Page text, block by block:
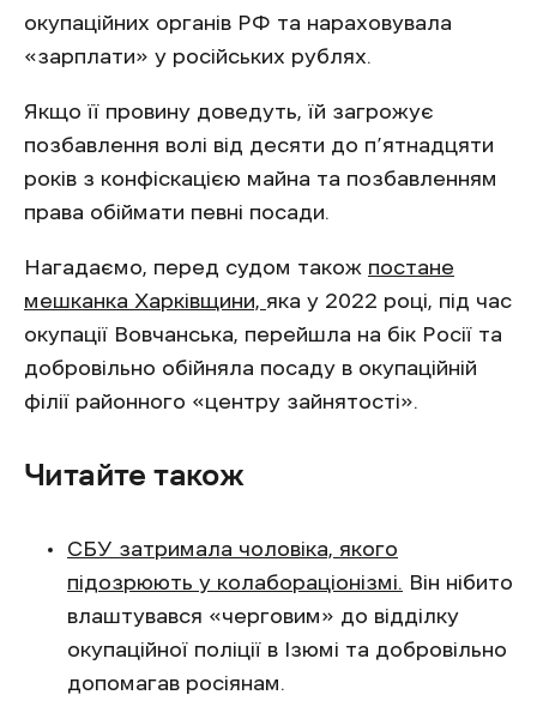
окупаційних органів РФ та нараховувала
«зарплати» у російських рублях.
Якщо її провину доведуть, їй загрожує
позбавлення волі від десяти до п’ятнадцяти
років з конфіскацією майна та позбавленням
права обіймати певні посади.
Нагадаємо, перед судом також постане
мешканка Харківщини, яка у 2022 році, під час
окупації Вовчанська, перейшла на бік Росії та
добровільно обійняла посаду в окупаційній
філії районного «центру зайнятості».
Читайте також
СБУ затримала чоловіка, якого
підозрюють у колабораціонізмі. Він нібито
влаштувався «черговим» до відділку
окупаційної поліції в Ізюмі та добровільно
допомагав росіянам.